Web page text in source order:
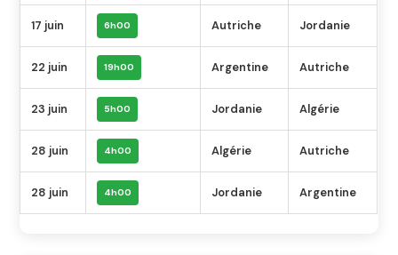
17 juin 6h00 Autriche Jordanie
22 juin 19h00 Argentine Autriche
23 juin 5h00 Jordanie Algérie
28 juin 4h00 Algérie Autriche
28 juin 4h00 Jordanie Argentine